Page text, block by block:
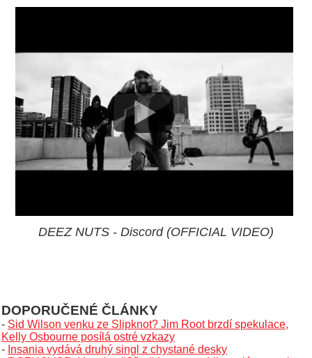
DEEZ NUTS - Discord (OFFICIAL VIDEO)
DOPORUČENÉ ČLÁNKY
- Sid Wilson venku ze Slipknot? Jim Root brzdí spekulace,
Kelly Osbourne posílá ostré vzkazy
- Insania vydává druhý singl z chystané desky